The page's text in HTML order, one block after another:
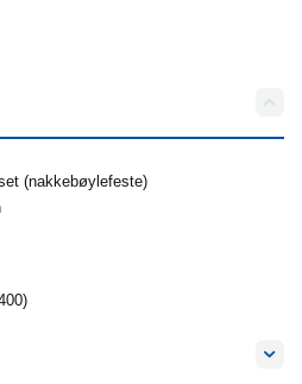
(nakkebøylefeste)